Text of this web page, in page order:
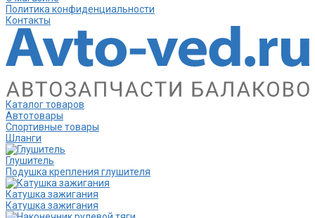
Политика конфиденциальности
Контакты
Каталог товаров
Автотовары
Спортивные товары
Шланги
Глушитель
Подушка крепления глушителя
Катушка зажигания
Катушка зажигания